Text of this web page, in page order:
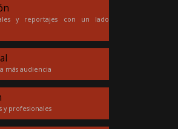
y reportajes con un lado
más audiencia
y profesionales